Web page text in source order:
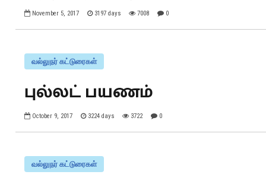
November 5, 2017 3197 days 7008 0
வல்லுநர் கட்டுரைகள்
புல்லட் பயணம்
October 9, 2017 3224 days 3722 0
வல்லுநர் கட்டுரைகள்